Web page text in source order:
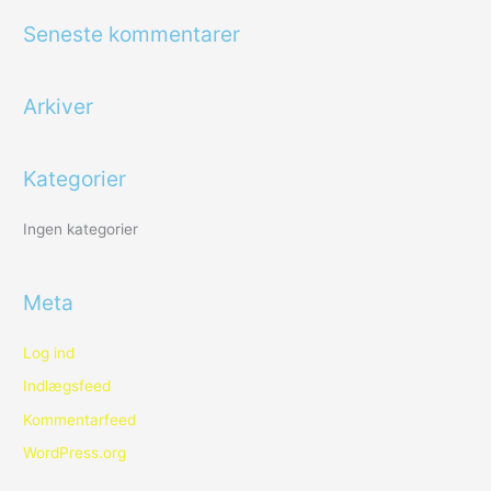
e
t
Seneste kommentarer
Arkiver
Kategorier
Ingen kategorier
Meta
Log ind
Indlægsfeed
Kommentarfeed
WordPress.org